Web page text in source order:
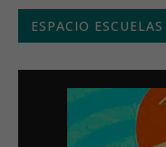
ESPACIO ESCUELAS